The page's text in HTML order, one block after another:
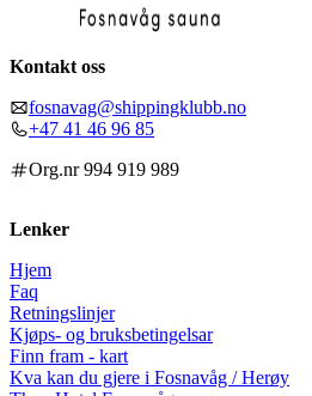
Lenker
Hjem
Faq
Retningslinjer
Kjøps- og bruksbetingelsar
Finn fram - kart
Kva kan du gjere i Fosnavåg / Herøy
Kontakt oss
fosnavag@shippingklubb.no
+47 41 46 96 85
Org.nr 994 919 989